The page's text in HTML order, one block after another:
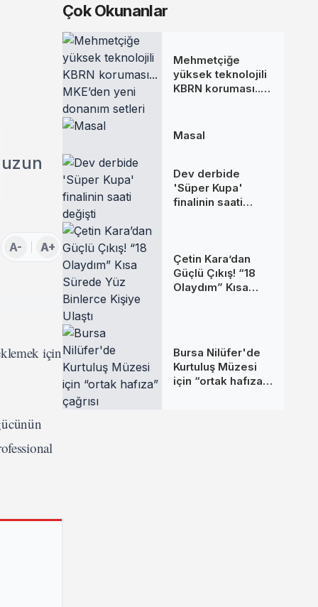
A- A+
için
Çok Okunanlar
Mehmetçiğe
yüksek teknolojili
KBRN koruması...
Masal
Dev derbide
'Süper Kupa'
finalinin saati
Çetin Kara’dan
Güçlü Çıkış! “18
Olaydım” Kısa
Bursa Nilüfer'de
Kurtuluş Müzesi
için “ortak hafıza”